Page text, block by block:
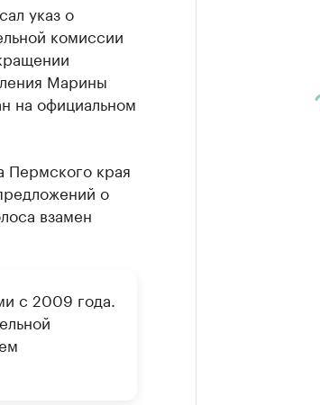
указ о
комиссии
Марины
на официальном
Пермского края
о
взамен
с 2009 года.